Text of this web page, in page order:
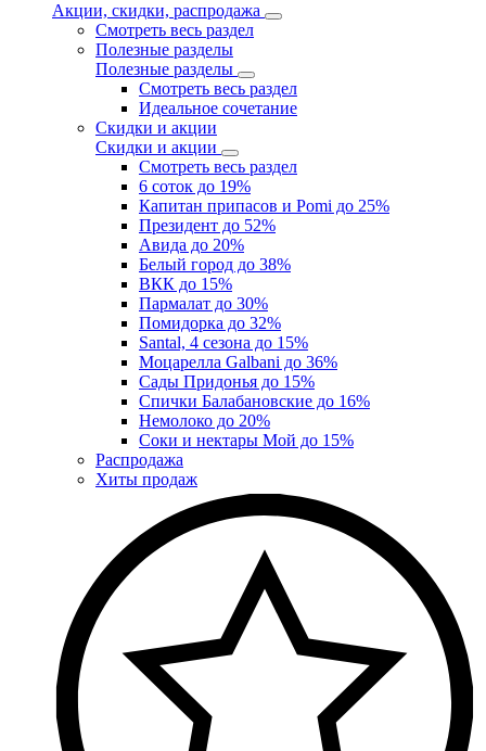
Акции, скидки, распродажа
Смотреть весь раздел
Полезные разделы
Полезные разделы
Смотреть весь раздел
Идеальное сочетание
Скидки и акции
Скидки и акции
Смотреть весь раздел
6 соток до 19%
Капитан припасов и Pomi до 25%
Президент до 52%
Авида до 20%
Белый город до 38%
ВКК до 15%
Пармалат до 30%
Помидорка до 32%
Santal, 4 сезона до 15%
Моцарелла Galbani до 36%
Сады Придонья до 15%
Спички Балабановские до 16%
Немолоко до 20%
Соки и нектары Мой до 15%
Распродажа
Хиты продаж